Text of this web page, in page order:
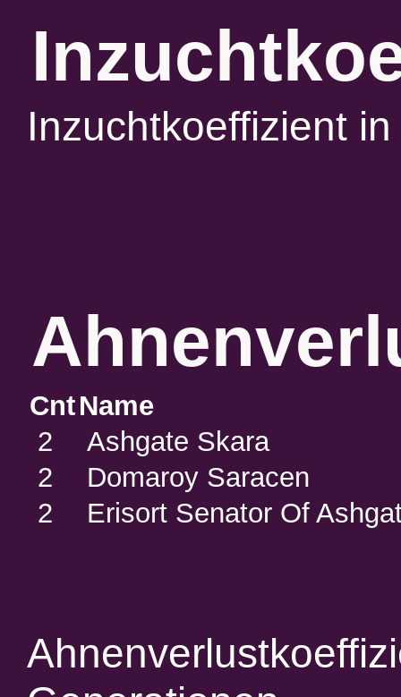
Inzuchtkoeffizient
CntName
2
Ashgate Skara
2
Domaroy Saracen
2
Erisort Senator Of